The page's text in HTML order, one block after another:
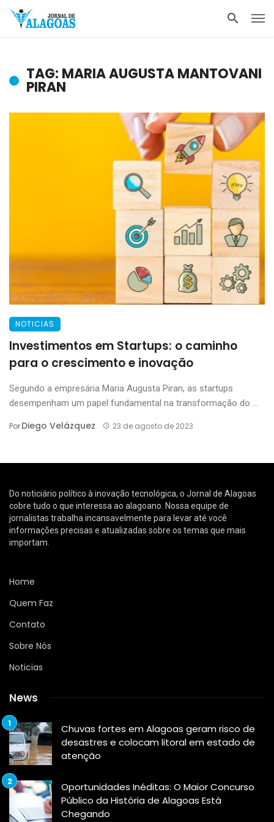
TAG: MARIA AUGUSTA MANTOVANI
PIRAN
NOTICIAS
Investimentos em Startups: o caminho
para o crescimento e inovação
Segundo a empresária Maria Augusta Piran, as startups
desempenham um papel fundamental na transformação do ...
PorDiego Velázquez 23 de agosto de 2023
Do noticiário político à inovação tecnológica, o Jornal de Alagoas
cobre tudo o que interessa ao alagoano. Nossa equipe de
jornalistas trabalha incansavelmente para levar até você
informações precisas e atualizadas sobre os temas que mais
importam.
Home
Quem Faz
Contato
Sobre Nós
Noticias
News
Chuvas fortes em Alagoas geram risco de
desastres e colocam litoral em estado de
atenção
Oportunidades Inéditas: O Maior Concurso
Público da História de Alagoas Está
Chegando